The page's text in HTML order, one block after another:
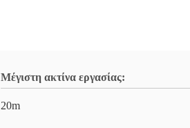
Μέγιστη ακτίνα εργασίας:
20m